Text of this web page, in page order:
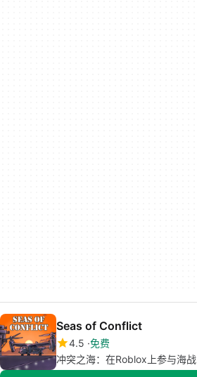
Seas of Conflict
4.5 免费
冲突之海：在Roblox上参与海战